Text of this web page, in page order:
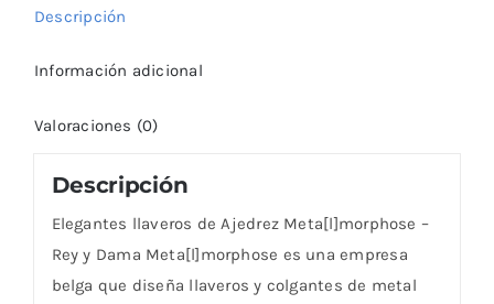
Descripción
Información adicional
Valoraciones (0)
Descripción
Elegantes llaveros de Ajedrez Meta[l]morphose –
Rey y Dama Meta[l]morphose es una empresa
belga que diseña llaveros y colgantes de metal